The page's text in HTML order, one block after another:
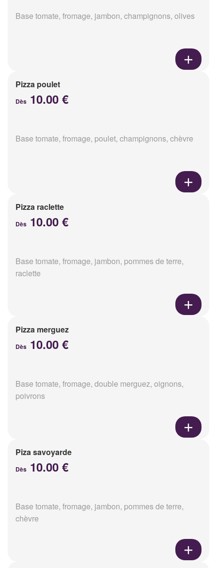
Base tomate, fromage, jambon, champignons, olives
Pizza poulet
Dès 10.00 €
Base tomate, fromage, poulet, champignons, chèvre
Pizza raclette
Dès 10.00 €
Base tomate, fromage, jambon, pommes de terre,
raclette
Pizza merguez
Dès 10.00 €
Base tomate, fromage, double merguez, oignons,
poivrons
Piza savoyarde
Dès 10.00 €
Base tomate, fromage, jambon, pommes de terre,
chèvre